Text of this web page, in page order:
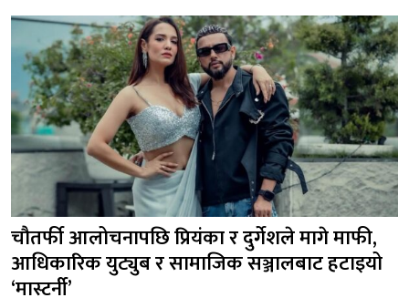
चौतर्फी आलोचनापछि प्रियंका र दुर्गेशले मागे माफी,
आधिकारिक युट्युब र सामाजिक सञ्जालबाट हटाइयो
‘मास्टर्नी’